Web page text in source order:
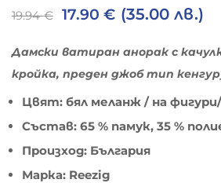
19.94€ 17.90€ (35.00 лв.)
Дамски ватиран анорак с
кройка, преден джоб тип
Цвят: бял меланж / на фигури/
Състав: 65 % памук, 35 %
Произход: България
Марка: Reezig